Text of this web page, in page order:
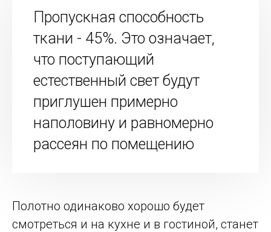
Пропускная способность
ткани - 45%. Это означает,
что поступающий
естественный свет будут
приглушен примерно
наполовину и равномерно
рассеян по помещению
Полотно одинаково хорошо будет
смотреться и на кухне и в гостиной, станет